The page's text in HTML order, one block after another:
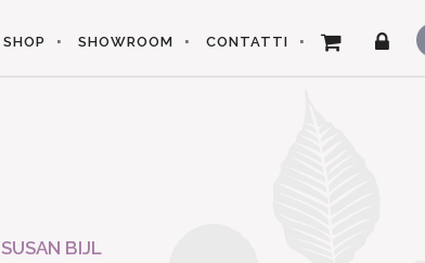
SHOP SHOWROOM CONTATTI
SUSAN BIJL